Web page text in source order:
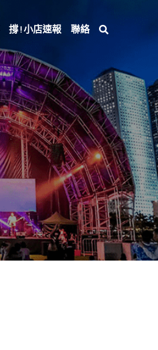
撐 ! 小店速報 聯絡